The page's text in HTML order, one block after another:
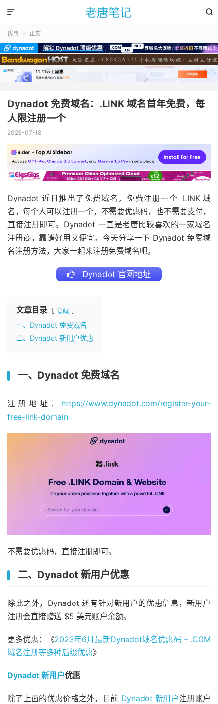


优惠  正文
Dynadot 免费域名：.LINK 域名首年免费，每
人限注册一个
2023-07-18
Dynadot 近日推出了免费域名，免费注册一个 .LINK 域
名，每个人可以注册一个，不需要优惠码，也不需要支付，
直接注册即可。Dynadot 一直是老唐比较喜欢的一家域名
注册商，靠谱好用又便宜。今天分享一下 Dynadot 免费域
名注册方法，大家一起来注册免费域名吧。
Dynadot 官网地址
文章目录 隐藏
一、Dynadot 免费域名
二、Dynadot 新用户优惠
一、Dynadot 免费域名
注册地址： https://www.dynadot.com/register-your-
free-link-domain
不需要优惠码，直接注册即可。
二、Dynadot 新用户优惠
除此之外，Dynadot 还有针对新用户的优惠信息，新用户
注册会直接赠送 $5 美元账户余额。
更多优惠：《2023年6月最新Dynadot域名优惠码 – .COM
域名注册等多种后缀优惠》
Dynadot 新用户优惠
除了上面的优惠价格之外，目前 Dynadot 新用户注册账户